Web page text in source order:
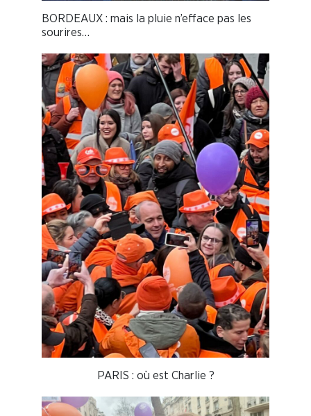
BORDEAUX : mais la pluie n’efface pas les
sourires…
PARIS : où est Charlie ?